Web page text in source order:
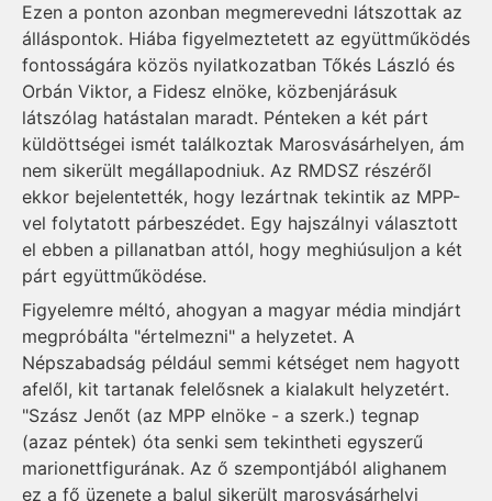
Ezen a ponton azonban megmerevedni látszottak az
álláspontok. Hiába figyelmeztetett az együttműködés
fontosságára közös nyilatkozatban Tőkés László és
Orbán Viktor, a Fidesz elnöke, közbenjárásuk
látszólag hatástalan maradt. Pénteken a két párt
küldöttségei ismét találkoztak Marosvásárhelyen, ám
nem sikerült megállapodniuk. Az RMDSZ részéről
ekkor bejelentették, hogy lezártnak tekintik az MPP-
vel folytatott párbeszédet. Egy hajszálnyi választott
el ebben a pillanatban attól, hogy meghiúsuljon a két
párt együttműködése.
Figyelemre méltó, ahogyan a magyar média mindjárt
megpróbálta "értelmezni" a helyzetet. A
Népszabadság például semmi kétséget nem hagyott
afelől, kit tartanak felelősnek a kialakult helyzetért.
"Szász Jenőt (az MPP elnöke - a szerk.) tegnap
(azaz péntek) óta senki sem tekintheti egyszerű
marionettfigurának. Az ő szempontjából alighanem
ez a fő üzenete a balul sikerült marosvásárhelyi